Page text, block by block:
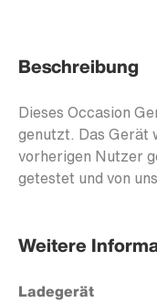
Beschreibung
Dieses Occasion
genutzt. Das Gerät
vorherigen Nutzer
getestet und von
Weitere
Ladegerät